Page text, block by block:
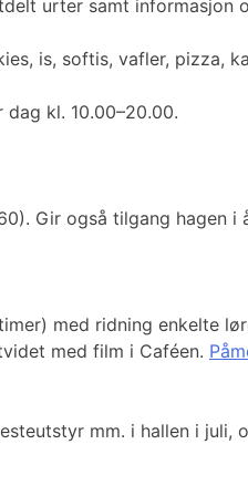
urter samt informasjon
is, softis, vafler, pizza,
kl. 10.00–20.00.
Gir også tilgang hagen i
med ridning enkelte
med film i Caféen.
mm. i hallen i juli,